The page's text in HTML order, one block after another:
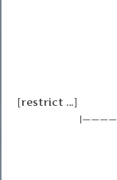
[restrict …]